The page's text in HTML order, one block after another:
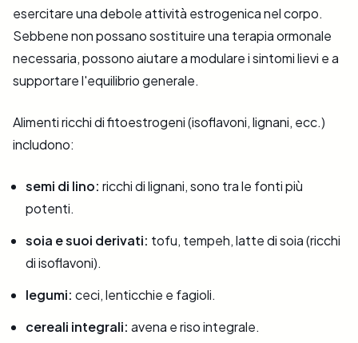
esercitare una debole attività estrogenica nel corpo.
Sebbene non possano sostituire una terapia ormonale
necessaria, possono aiutare a modulare i sintomi lievi e a
supportare l'equilibrio generale.
Alimenti ricchi di fitoestrogeni (isoflavoni, lignani, ecc.)
includono:
semi di lino: ricchi di lignani, sono tra le fonti più
potenti.
soia e suoi derivati: tofu, tempeh, latte di soia (ricchi
di isoflavoni).
legumi: ceci, lenticchie e fagioli.
cereali integrali: avena e riso integrale.